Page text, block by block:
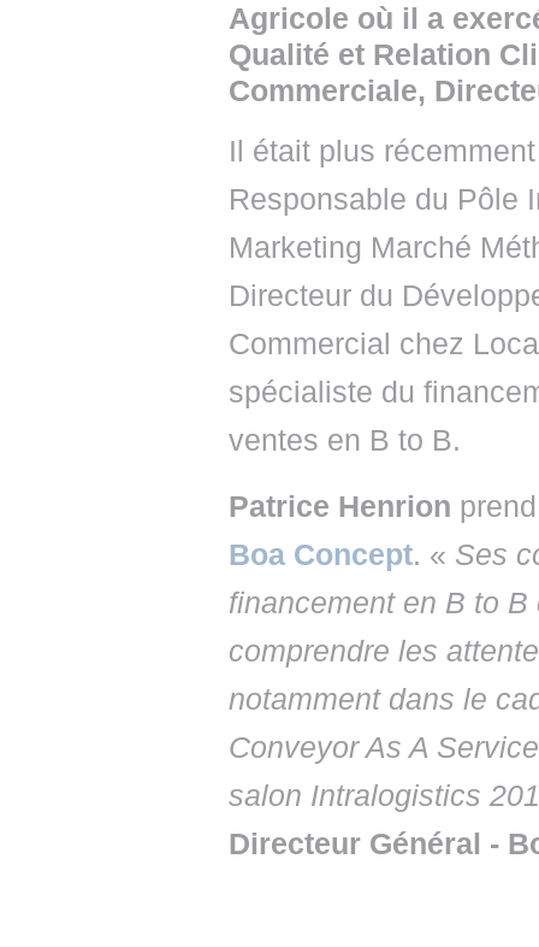
Agricole où il a
Qualité et Relation
Commerciale,
Il était plus récemment
Responsable du Pôle
Marketing Marché
Directeur du
Commercial chez
spécialiste du
ventes en B to B.
Patrice Henrion
Boa Concept. « Ses
financement en B to
comprendre les
notamment dans le
Conveyor As A
salon Intralogistics
Directeur Général -